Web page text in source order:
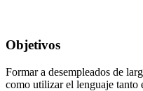
Objetivos
Formar a desempleados de
como utilizar el lenguaje tanto